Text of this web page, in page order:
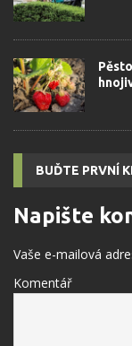
BUĎTE PRVNÍ
Napište
Vaše e-mailová
Komentář